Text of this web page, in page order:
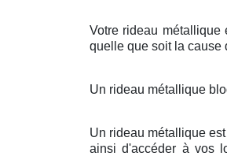
Votre rideau métallique
quelle que soit la cause
Un rideau métallique
Un rideau métallique
ainsi d'accéder à vos